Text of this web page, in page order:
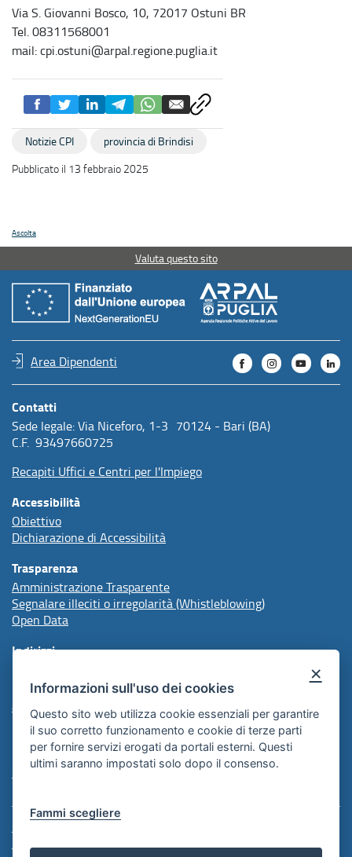
Via S. Giovanni Bosco, 10, 72017 Ostuni BR
Tel. 08311568001
mail: cpi.ostuni@arpal.regione.puglia.it
Notizie CPI
provincia di Brindisi
Pubblicato il 13 febbraio 2025
Ascolta
Valuta questo sito
Area Dipendenti
Contatti
Sede legale: Via Niceforo, 1-3 70124 - Bari (BA)
C.F. 93497660725
Recapiti Uffici e Centri per l'Impiego
Accessibilità
Obiettivo
Dichiarazione di Accessibilità
Trasparenza
Amministrazione Trasparente
Segnalare illeciti o irregolarità (Whistleblowing)
Open Data
Indirizzi
protocollo@arpal.regione.puglia.it
arpalpuglia@pec.rupar.puglia.it
Redazione
Comunicazione Istituzionale
×
Informazioni sull'uso dei cookies
Questo sito web utilizza cookie essenziali per garantire
il suo corretto funzionamento e cookie di terze parti
per fornire servizi erogati da portali esterni. Questi
ultimi saranno impostati solo dopo il consenso.
Fammi scegliere